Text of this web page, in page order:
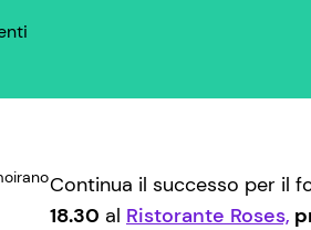
Continua il successo per il
18.30 al Ristorante Roses,